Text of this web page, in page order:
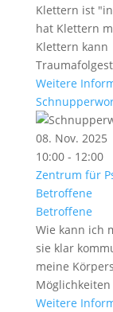
Klettern ist
hat Klettern
Klettern
Weitere
08. Nov. 2025
10:00 - 12:00
Zentrum für
Betroffene
Betroffene
Wie kann ich
sie klar
meine
Weitere